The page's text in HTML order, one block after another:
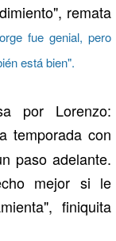
remata
fue genial, pero
está bien".
por Lorenzo:
temporada con
paso adelante.
mejor si le
finiquita